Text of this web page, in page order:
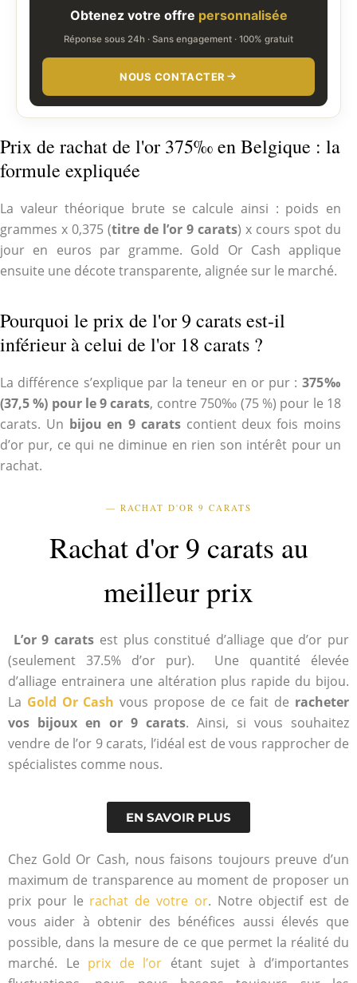
Obtenez votre offre personnalisée
Réponse sous 24h · Sans engagement · 100% gratuit
NOUS CONTACTER
Prix de rachat de l'or 375‰ en Belgique : la
formule expliquée
La valeur théorique brute se calcule ainsi : poids en
grammes x 0,375 (titre de l’or 9 carats) x cours spot du
jour en euros par gramme. Gold Or Cash applique
ensuite une décote transparente, alignée sur le marché.
Pourquoi le prix de l'or 9 carats est-il
inférieur à celui de l'or 18 carats ?
La différence s’explique par la teneur en or pur : 375‰
(37,5 %) pour le 9 carats, contre 750‰ (75 %) pour le 18
carats. Un bijou en 9 caratscontient deux fois moins
d’or pur, ce qui ne diminue en rien son intérêt pour un
rachat.
— RACHAT D'OR 9 CARATS
Rachat d'or 9 carats au
meilleur prix
L’or 9 carats est plus constitué d’alliage que d’or pur
(seulement 37.5% d’or pur). Une quantité élevée
d’alliage entrainera une altération plus rapide du bijou.
La Gold Or Cash vous propose de ce fait de racheter
vos bijoux en or 9 carats. Ainsi, si vous souhaitez
vendre de l’or 9 carats, l’idéal est de vous rapprocher de
spécialistes comme nous.
EN SAVOIR PLUS
Chez Gold Or Cash, nous faisons toujours preuve d’un
maximum de transparence au moment de proposer un
prix pour le rachat de votre or. Notre objectif est de
vous aider à obtenir des bénéfices aussi élevés que
possible, dans la mesure de ce que permet la réalité du
marché. Le prix de l’or étant sujet à d’importantes